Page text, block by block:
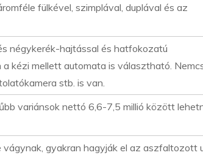
fülkével, szimplával, duplával és az
négykerék-hajtással és hatfokozatú
kézi mellett automata is választható.
stb. is van.
variánsok nettó 6,6-7,5 millió között
vágynak, gyakran hagyják el az aszfaltozott